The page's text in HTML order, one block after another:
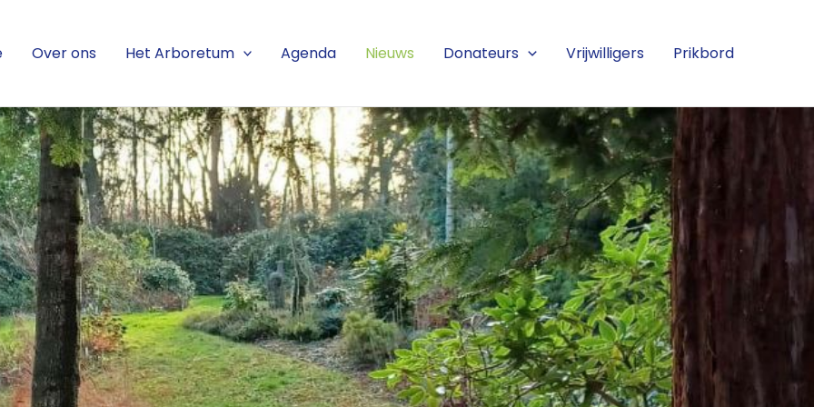
Over ons Het Arboretum Agenda Nieuws Donateurs Vrijwilligers Prikbord